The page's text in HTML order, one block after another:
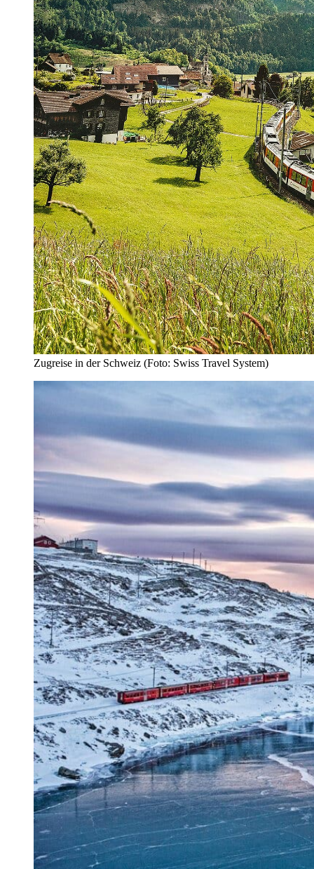
Zugreise in der Schweiz (Foto: Swiss Travel System)